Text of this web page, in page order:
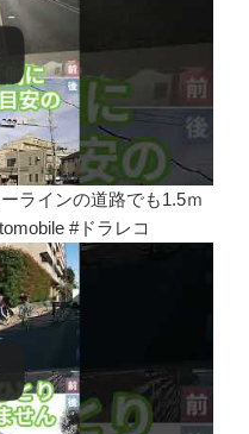
ラインの道路でも1.5ｍ
#ドラレコ